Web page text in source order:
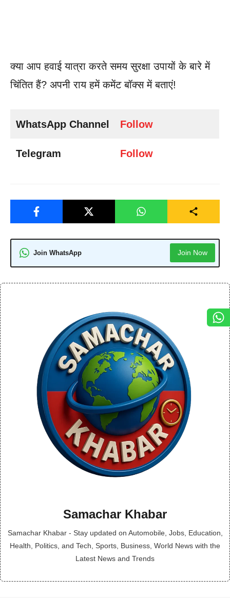
क्या आप हवाई यात्रा करते समय सुरक्षा उपायों के बारे में
चिंतित हैं? अपनी राय हमें कमेंट बॉक्स में बताएं!
WhatsApp Channel Follow
Telegram Follow
Join WhatsApp Join Now
Samachar Khabar
Samachar Khabar - Stay updated on Automobile, Jobs, Education,
Health, Politics, and Tech, Sports, Business, World News with the
Latest News and Trends